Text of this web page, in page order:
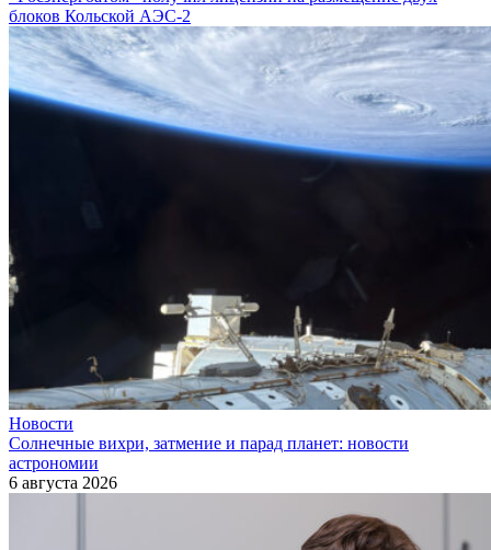
блоков Кольской АЭС‑2
Новости
Солнечные вихри, затмение и парад планет: новости
астрономии
6 августа 2026